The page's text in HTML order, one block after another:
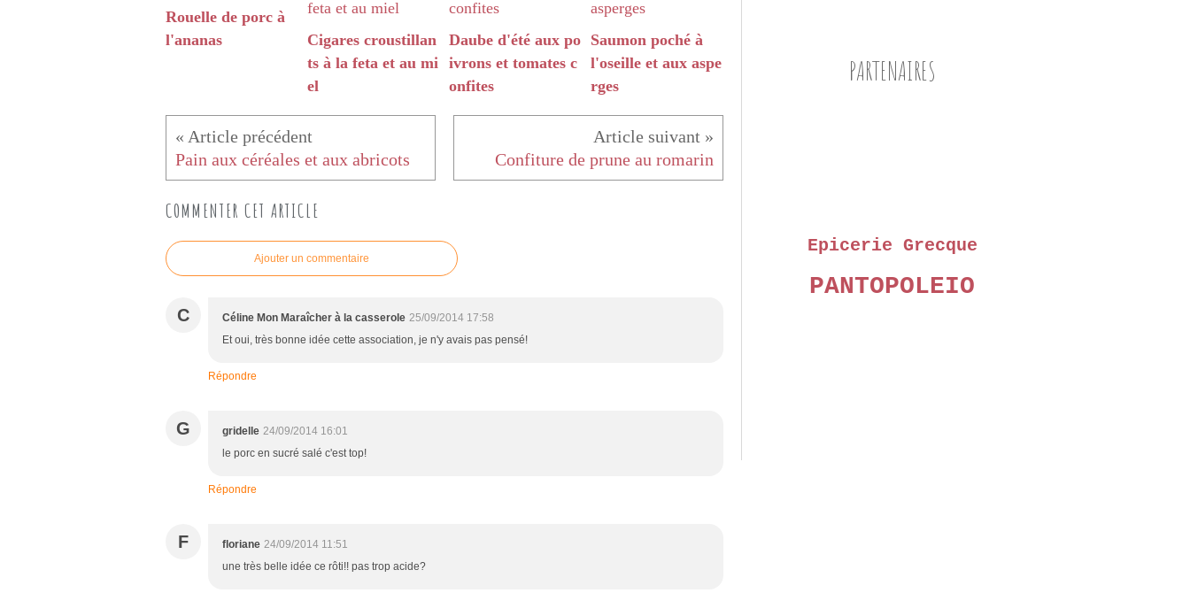
Rouelle de porc à
l'ananas
Cigares croustillan
ts à la feta et au mi
el
Daube d'été aux po
ivrons et tomates c
onfites
Saumon poché à
l'oseille et aux aspe
rges
Pain aux céréales et aux abricots Confiture de prune au romarin
COMMENTER CET ARTICLE
Ajouter un commentaire
C Céline Mon Maraîcher à la casserole 25/09/2014 17:58
Et oui, très bonne idée cette association, je n'y avais pas pensé!
Répondre
G gridelle 24/09/2014 16:01
le porc en sucré salé c'est top!
Répondre
F floriane 24/09/2014 11:51
une très belle idée ce rôti!! pas trop acide?
PARTENAIRES
Epicerie Grecque
PANTOPOLEIO